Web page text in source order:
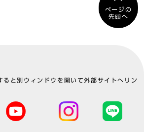
ページの
先頭へ
ると別ウィンドウを開いて外部サイトへリン